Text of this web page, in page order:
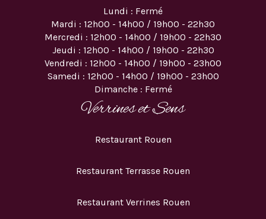
Lundi : Fermé
Mardi : 12h00 - 14h00 / 19h00 - 22h30
Mercredi : 12h00 - 14h00 / 19h00 - 22h30
Jeudi : 12h00 - 14h00 / 19h00 - 22h30
Vendredi : 12h00 - 14h00 / 19h00 - 23h00
Samedi : 12h00 - 14h00 / 19h00 - 23h00
Dimanche : Fermé
Verrines et Sens
Restaurant Rouen
Restaurant Terrasse Rouen
Restaurant Verrines Rouen